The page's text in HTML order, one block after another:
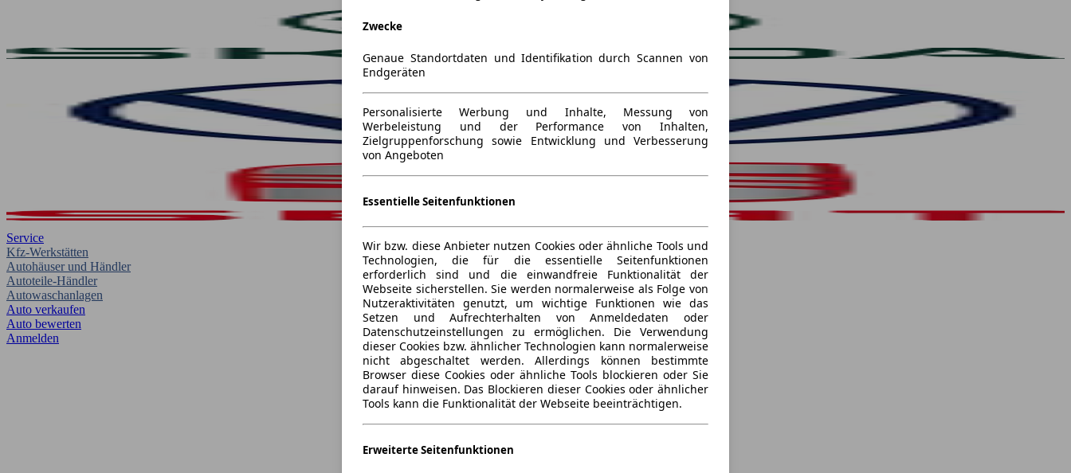
Zwecke
Genaue Standortdaten und Identifikation durch Scannen von
Endgeräten
Personalisierte Werbung und Inhalte, Messung von
Werbeleistung und der Performance von Inhalten,
Zielgruppenforschung sowie Entwicklung und Verbesserung
von Angeboten
Essentielle Seitenfunktionen
Wir bzw. diese Anbieter nutzen Cookies oder ähnliche Tools und
Technologien, die für die essentielle Seitenfunktionen
erforderlich sind und die einwandfreie Funktionalität der
Webseite sicherstellen. Sie werden normalerweise als Folge von
Nutzeraktivitäten genutzt, um wichtige Funktionen wie das
Setzen und Aufrechterhalten von Anmeldedaten oder
Datenschutzeinstellungen zu ermöglichen. Die Verwendung
dieser Cookies bzw. ähnlicher Technologien kann normalerweise
nicht abgeschaltet werden. Allerdings können bestimmte
Browser diese Cookies oder ähnliche Tools blockieren oder Sie
darauf hinweisen. Das Blockieren dieser Cookies oder ähnlicher
Tools kann die Funktionalität der Webseite beeinträchtigen.
Erweiterte Seitenfunktionen
Service
Kfz-Werkstätten
Autohäuser und Händler
Autoteile-Händler
Autowaschanlagen
Auto verkaufen
Auto bewerten
Anmelden